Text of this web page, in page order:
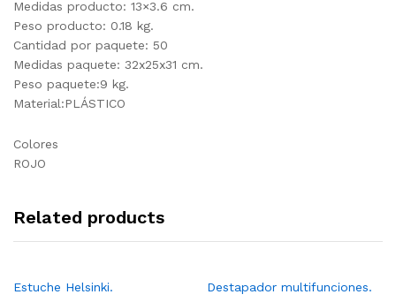
Medidas producto: 13×3.6 cm.
Peso producto: 0.18 kg.
Cantidad por paquete: 50
Medidas paquete: 32x25x31 cm.
Peso paquete:9 kg.
Material:PLÁSTICO
Colores
ROJO
Related products
Estuche Helsinki. Destapador multifunciones.